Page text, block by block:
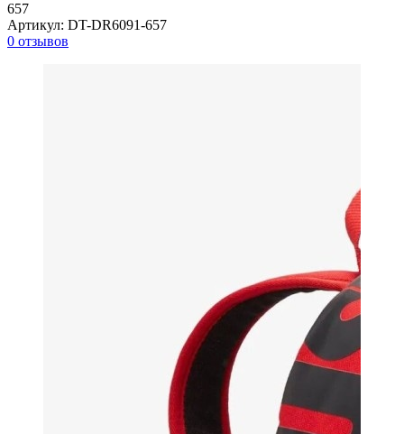
657
Артикул: DT-DR6091-657
0 отзывов